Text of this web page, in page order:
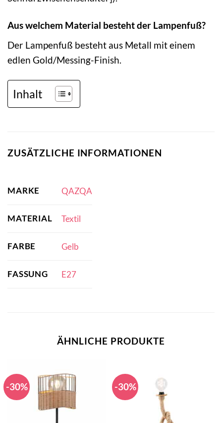
Aus welchem Material besteht der Lampenfuß?
Der Lampenfuß besteht aus Metall mit einem
edlen Gold/Messing-Finish.
Inhalt
ZUSÄTZLICHE INFORMATIONEN
MARKE QAZQA
MATERIAL Textil
FARBE Gelb
FASSUNG E27
ÄHNLICHE PRODUKTE
-30% -30%